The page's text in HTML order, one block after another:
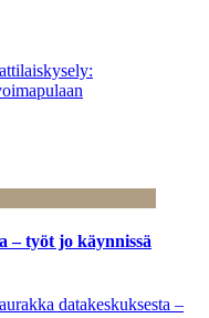
– työt jo käynnissä
datakeskuksesta –